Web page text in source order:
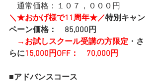
通常価格：１０７，０００円
＼★おかげ様で11周年★／特別キャン
ペーン価格：　85,000円
→お試しスクール受講の方限定 ・さ
らに15,000円OFF：　70,000円
■アドバンスコース